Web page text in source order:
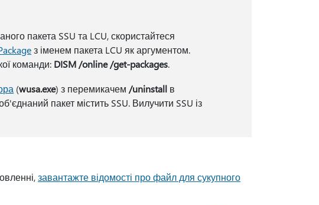
пакета SSU та LCU, скористайтеся
з іменем пакета LCU як аргументом.
команди: DISM /online /get-packages.
(wusa.exe) з перемикачем /uninstall в
пакет містить SSU. Вилучити SSU із
завантажте відомості про файл для сукупного